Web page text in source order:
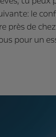
le
près de
pour un